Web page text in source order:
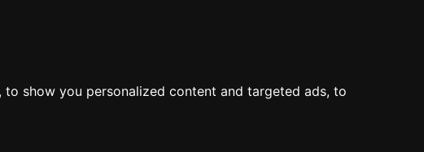
show you personalized content and targeted ads, to